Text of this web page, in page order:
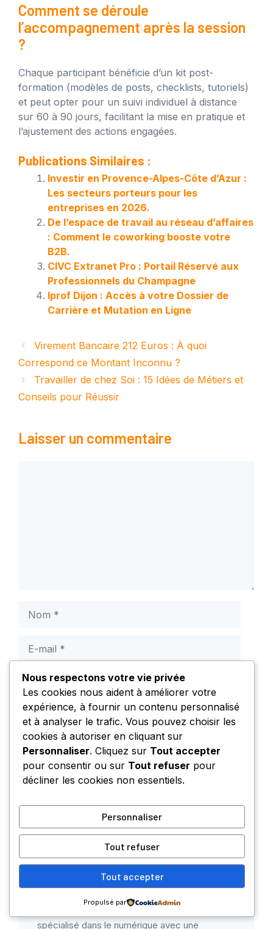
Comment se déroule
l’accompagnement après la session
?
Chaque participant bénéficie d’un kit post-
formation (modèles de posts, checklists, tutoriels)
et peut opter pour un suivi individuel à distance
sur 60 à 90 jours, facilitant la mise en pratique et
l’ajustement des actions engagées.
Publications Similaires :
Investir en Provence-Alpes-Côte d’Azur :
Les secteurs porteurs pour les
entreprises en 2026.
De l’espace de travail au réseau d’affaires
: Comment le coworking booste votre
B2B.
CIVC Extranet Pro : Portail Réservé aux
Professionnels du Champagne
Iprof Dijon : Accès à votre Dossier de
Carrière et Mutation en Ligne
Virement Bancaire 212 Euros : À quoi
Correspond ce Montant Inconnu ?
Travailler de chez Soi : 15 Idées de Métiers et
Conseils pour Réussir
Laisser un commentaire
mail
Site
web
Enregistrer mon nom, mon e-mail et mon site
dans le navigateur pour mon prochain
commentaire.
A PROPOS DE L'AUTEUR
Philippe G
spécialisé dans le numérique avec une
Nous respectons votre vie privée
Les cookies nous aident à améliorer votre
expérience, à fournir un contenu personnalisé
et à analyser le trafic. Vous pouvez choisir les
cookies à autoriser en cliquant sur
Personnaliser. Cliquez sur Tout accepter
pour consentir ou sur Tout refuser pour
décliner les cookies non essentiels.
Personnaliser
Tout refuser
Tout accepter
Propulsé par